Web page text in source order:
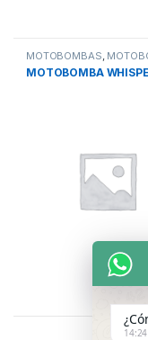
MOTOBOMBAS
RESIDENCIALES
MOTOBOMBA
14:24